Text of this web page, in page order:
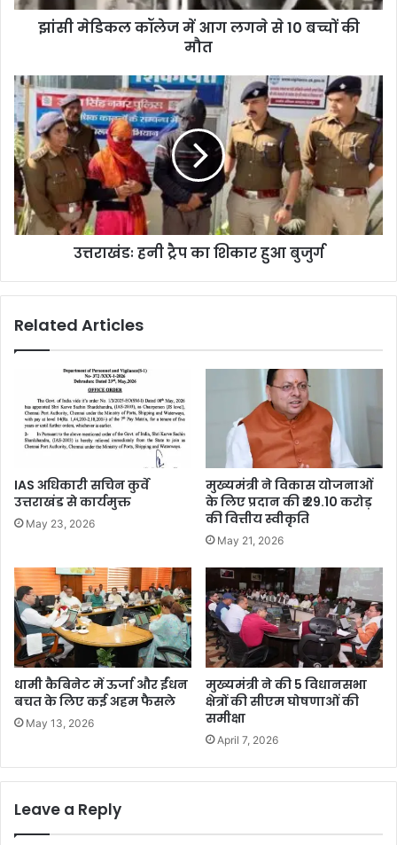
झांसी मेडिकल कॉलेज में आग लगने से 10 बच्चों की
मौत
उत्तराखंडः हनी ट्रैप का शिकार हुआ बुजुर्ग
Related Articles
IAS अधिकारी सचिन कुर्वे
उत्तराखंड से कार्यमुक्त
May 23, 2026
मुख्यमंत्री ने विकास योजनाओं
के लिए प्रदान की ₹ 29.10 करोड़
की वित्तीय स्वीकृति
May 21, 2026
धामी कैबिनेट में ऊर्जा और ईंधन
बचत के लिए कई अहम फैसले
May 13, 2026
मुख्यमंत्री ने की 5 विधानसभा
क्षेत्रों की सीएम घोषणाओं की
समीक्षा
April 7, 2026
Leave a Reply